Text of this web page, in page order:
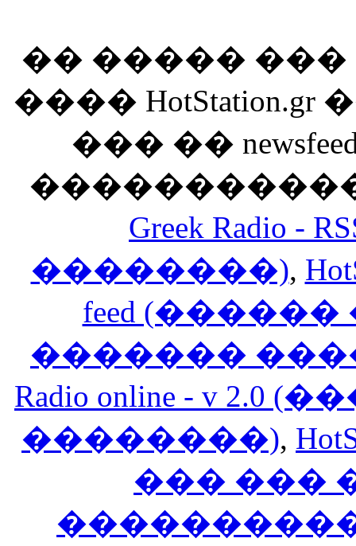
�� �����
����
��� ��
Greek Radio
��������),
feed
�������
Radio online - v
��������),
��� ���